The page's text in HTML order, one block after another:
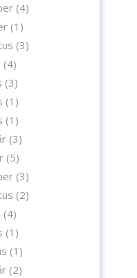
(4)
(1)
(3)
(4)
(3)
(1)
(1)
(3)
(5)
(3)
(2)
(4)
(1)
(1)
(2)